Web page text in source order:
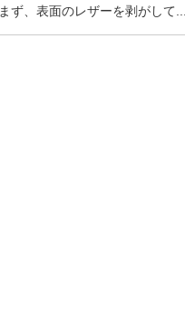
まず、表面のレザーを剥がして...